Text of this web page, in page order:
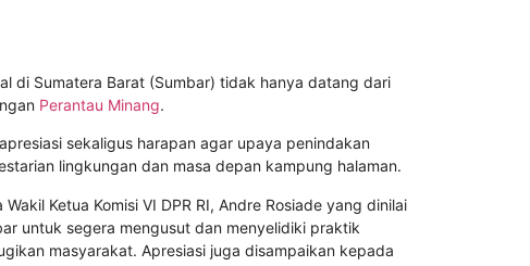
di Sumatera Barat (Sumbar) tidak hanya datang dari
Perantau Minang.
sekaligus harapan agar upaya penindakan
lingkungan dan masa depan kampung halaman.
Ketua Komisi VI DPR RI, Andre Rosiade yang dinilai
untuk segera mengusut dan menyelidiki praktik
masyarakat. Apresiasi juga disampaikan kepada